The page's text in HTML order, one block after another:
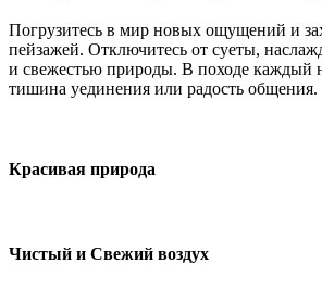
Погрузитесь в мир новых ощущений и
пейзажей. Отключитесь от суеты,
и свежестью природы. В походе каждый
тишина уединения или радость общения.
Красивая природа
Чистый и Свежий воздух